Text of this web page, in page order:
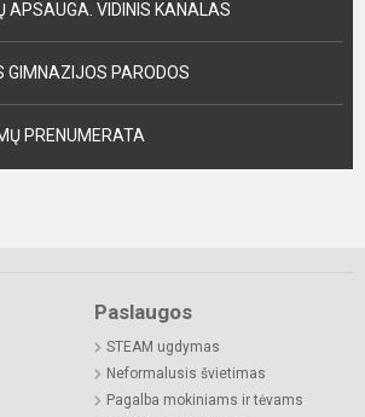
APSAUGA. VIDINIS KANALAS
GIMNAZIJOS PARODOS
PRENUMERATA
Paslaugos
STEAM ugdymas
Neformalusis švietimas
Pagalba mokiniams ir tėvams